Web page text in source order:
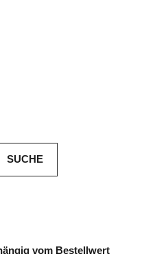
SUCHE
vom Bestellwert